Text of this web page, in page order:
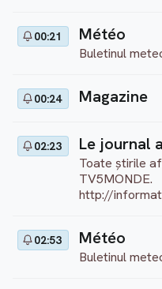
00:21 Météo
Buletinul
00:24 Magazine
02:23 Le journal
Toate știrile
TV5MONDE.
http://
02:53 Météo
Buletinul